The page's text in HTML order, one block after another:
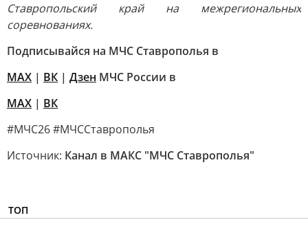
Ставропольский край на межрегиональных
соревнованиях.
Подписывайся на МЧС Ставрополья в
MAX | ВК | Дзен МЧС России в
MAX | ВК
#МЧС26 #МЧССтаврополья
Источник: Канал в МАКС "МЧС Ставрополья"
ТОП